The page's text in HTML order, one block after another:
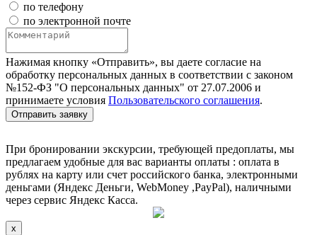
по телефону
по электронной почте
Нажимая кнопку «Отправить», вы даете согласие на
обработку персональных данных в соответствии с законом
№152-ФЗ "О персональных данных" от 27.07.2006 и
принимаете условия Пользовательского соглашения.
Отправить заявку
При бронировании экскурсии, требующей предоплаты, мы
предлагаем удобные для вас варианты оплаты : оплата в
рублях на карту или счет российского банка, электронными
деньгами (Яндекс Деньги, WebMoney ,PayPal), наличными
через сервис Яндекс Касса.
x